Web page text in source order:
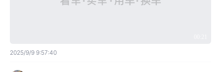
2025/9/9 9:57:40